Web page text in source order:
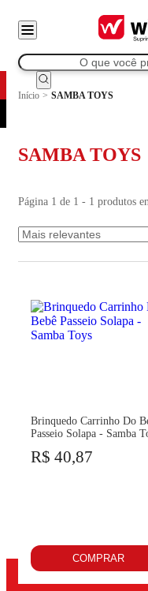
Início > SAMBA TOYS
SAMBA TOYS
Página 1 de 1 - 1 produtos
Brinquedo Carrinho Do
Passeio Solapa - Samba
R$ 40,87
COMPRAR